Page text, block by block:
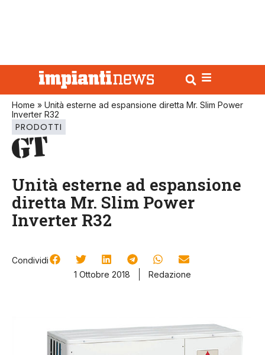
Home » Unità esterne ad espansione diretta Mr. Slim Power
Inverter R32
PRODOTTI
Unità esterne ad espansione
diretta Mr. Slim Power
Inverter R32
Condividi
1 Ottobre 2018
Redazione